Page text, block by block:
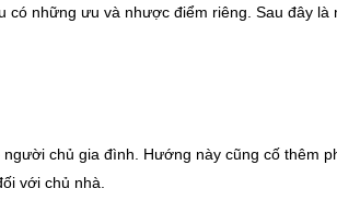
những ưu và nhược điểm riêng. Sau đây là
chủ gia đình. Hướng này cũng cố thêm
với chủ nhà.